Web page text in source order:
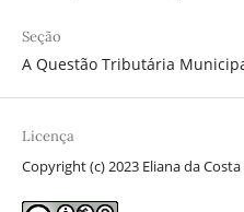
Seção
A Questão Tributária
Licença
Copyright (c) 2023 Eliana da